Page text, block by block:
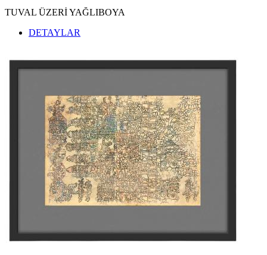
TUVAL ÜZERİ YAĞLIBOYA
DETAYLAR